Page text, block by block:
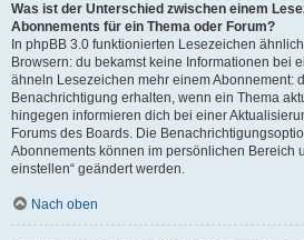
Was ist der Unterschied zwischen einem
Abonnements für ein Thema oder Forum?
In phpBB 3.0 funktionierten Lesezeichen
Browsern: du bekamst keine Informationen bei
ähneln Lesezeichen mehr einem Abonnement:
Benachrichtigung erhalten, wenn ein Thema
hingegen informieren dich bei einer
Forums des Boards. Die
Abonnements können im persönlichen Bereich
einstellen“ geändert werden.
Nach oben